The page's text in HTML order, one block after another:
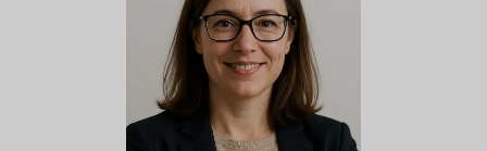
Académico